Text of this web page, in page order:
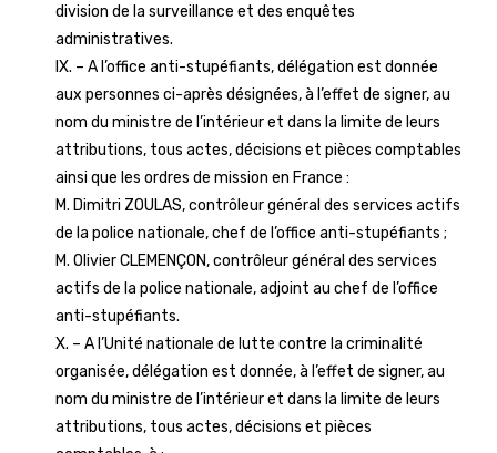
division de la surveillance et des enquêtes
administratives.
IX. – A l’office anti-stupéfiants, délégation est donnée
aux personnes ci-après désignées, à l’effet de signer, au
nom du ministre de l’intérieur et dans la limite de leurs
attributions, tous actes, décisions et pièces comptables
ainsi que les ordres de mission en France :
M. Dimitri ZOULAS, contrôleur général des services actifs
de la police nationale, chef de l’office anti-stupéfiants ;
M. Olivier CLEMENÇON, contrôleur général des services
actifs de la police nationale, adjoint au chef de l’office
anti-stupéfiants.
X. – A l’Unité nationale de lutte contre la criminalité
organisée, délégation est donnée, à l’effet de signer, au
nom du ministre de l’intérieur et dans la limite de leurs
attributions, tous actes, décisions et pièces